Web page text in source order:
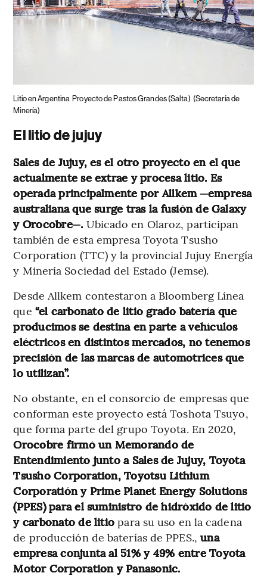
Litio en Argentina Proyecto de Pastos Grandes (Salta) (Secretaría de
Minería)
El litio de jujuy
Sales de Jujuy, es el otro proyecto en el que
actualmente se extrae y procesa litio. Es
operada principalmente por Allkem ─empresa
australiana que surge tras la fusión de Galaxy
y Orocobre─. Ubicado en Olaroz, participan
también de esta empresa Toyota Tsusho
Corporation (TTC) y la provincial Jujuy Energía
y Minería Sociedad del Estado (Jemse).
Desde Allkem contestaron a Bloomberg Línea
que “el carbonato de litio grado batería que
producimos se destina en parte a vehículos
eléctricos en distintos mercados, no tenemos
precisión de las marcas de automotrices que
lo utilizan”.
No obstante, en el consorcio de empresas que
conforman este proyecto está Toshota Tsuyo,
que forma parte del grupo Toyota. En 2020,
Orocobre firmó un Memorando de
Entendimiento junto a Sales de Jujuy, Toyota
Tsusho Corporation, Toyotsu Lithium
Corporatión y Prime Planet Energy Solutions
(PPES) para el suministro de hidróxido de litio
y carbonato de litio para su uso en la cadena
de producción de baterías de PPES., una
empresa conjunta al 51% y 49% entre Toyota
Motor Corporation y Panasonic.